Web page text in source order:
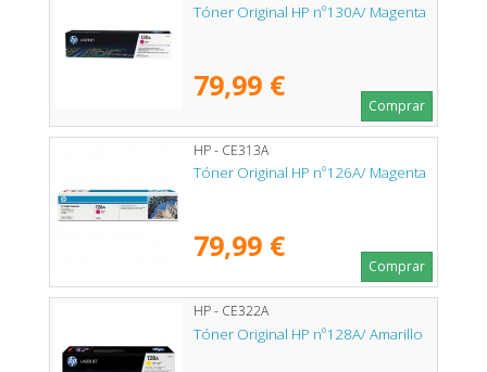
Tóner Original HP nº130A/ Magenta
79,99 €
Comprar
HP - CE313A
Tóner Original HP nº126A/ Magenta
79,99 €
Comprar
HP - CE322A
Tóner Original HP nº128A/ Amarillo